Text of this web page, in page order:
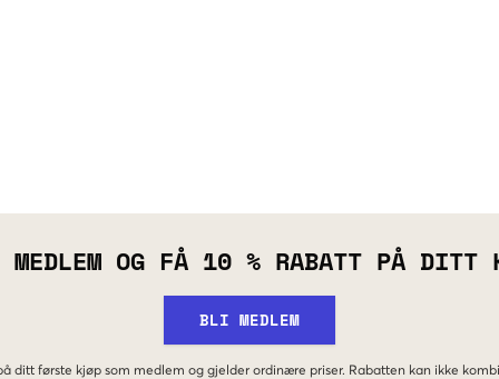
OG FÅ 10 % RABATT PÅ DITT
BLI MEDLEM
ditt første kjøp som medlem og gjelder ordinære priser. Rabatten kan ikke